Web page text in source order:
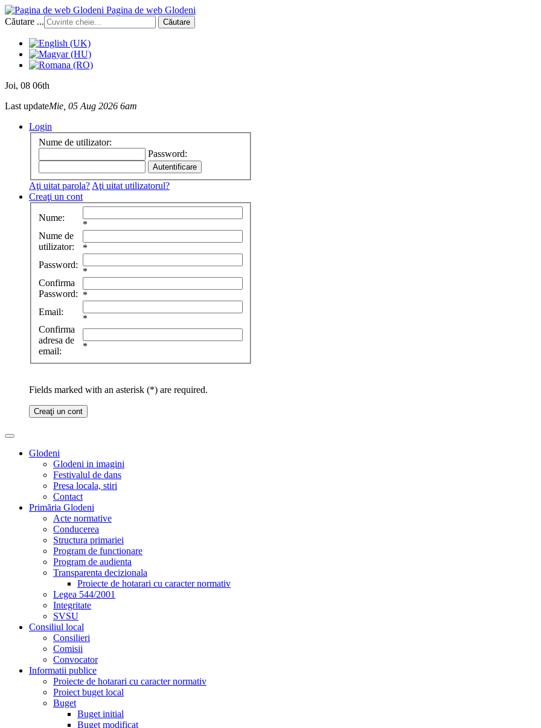
Pagina de web Glodeni
Căutare ...
Căutare
Joi, 08 06th
Last updateMie, 05 Aug 2026 6am
Login
Nume de utilizator:
Password:
Aţi uitat parola? Aţi uitat utilizatorul?
Creaţi un cont
Nume:
*
Nume de
utilizator:
*
Password:
*
Confirma
Password: *
Email:
*
Confirma
adresa de
email:
*
Fields marked with an asterisk (*) are required.
Creaţi un cont
Glodeni
Glodeni in imagini
Festivalul de dans
Presa locala, stiri
Contact
Primăria Glodeni
Acte normative
Conducerea
Structura primariei
Program de functionare
Program de audienta
Transparenta decizionala
Proiecte de hotarari cu caracter normativ
Legea 544/2001
Integritate
SVSU
Consiliul local
Consilieri
Comisii
Convocator
Informatii publice
Proiecte de hotarari cu caracter normativ
Proiect buget local
Buget
Buget initial
Buget modificat